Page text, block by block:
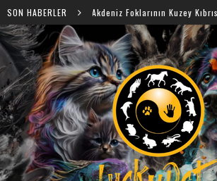
SON HABERLERAkdeniz Foklarının Kuzey Kıbrıs’da